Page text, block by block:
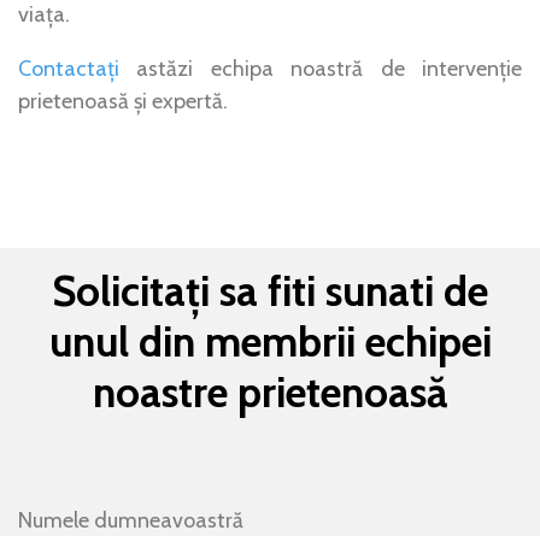
viața.
Contactați astăzi echipa noastră de intervenție
prietenoasă și expertă.
Solicitați sa fiti sunati de
unul din membrii echipei
noastre prietenoasă
Numele dumneavoastră